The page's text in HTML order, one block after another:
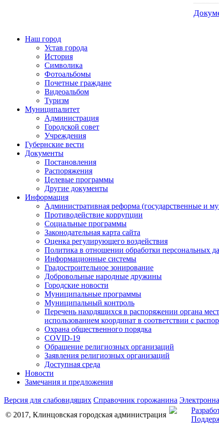
Наш город
Устав города
История
Символика
Фотоальбомы
Почетные граждане
Видеоальбом
Туризм
Муниципалитет
Администрация
Городской совет
Учреждения
Губернские вести
Документы
Постановления
Распоряжения
Целевые программы
Другие документы
Информация
Административная реформа (государственные и
Противодействие коррупции
Социальные программы
Законодательная карта сайта
Оценка регулирующего воздействия
Политика в отношении обработки персональных
Информационные системы
Градостроительное зонирование
Добровольные народные дружины
Городские новости
Муниципальные программы
Муниципальный контроль
Перечень находящихся в распоряжении органа
использованием координат в соответствии с
Охрана общественного порядка
COVID-19
Обращение религиозных организаций
Заявления религиозных организаций
Доступная среда
Новости
Замечания и предложения
Версия для слабовидящих Справочник горожанина
© 2017, Клинцовская городская администрация